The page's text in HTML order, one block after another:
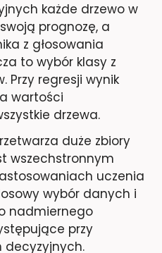
każde drzewo w
prognozę, a
z głosowania
to wybór klasy z
Przy regresji wynik
wartości
drzewa.
duże zbiory
wszechstronnym
uczenia
wybór danych i
nadmiernego
przy
decyzyjnych.